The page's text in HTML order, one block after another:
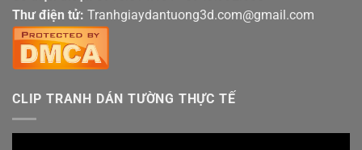
Thư điện tử: Tranhgiaydantuong3d.com@gmail.com
CLIP TRANH DÁN TƯỜNG THỰC TẾ